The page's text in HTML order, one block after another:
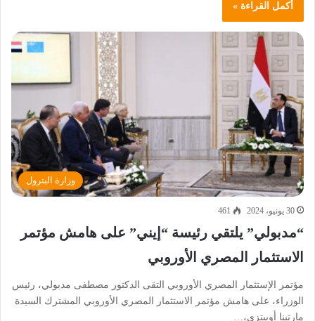
أكمل القراءة »
وزارة البترول
30 يونيو، 2024 461
“مدبولي” يلتقي رئيسة “إيني” على هامش مؤتمر
الاستثمار المصري الأوروبي
مؤتمر الإستثمار المصري الأوروبي التقى الدكتور مصطفى مدبولي، رئيس
الوزراء، على هامش مؤتمر الاستثمار المصري الأوروبي المشترك السيدة
مارتينا أوبيتزي،…